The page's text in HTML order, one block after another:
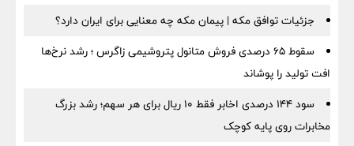
جزئیات توافق مکه | پیمان مکه چه معنایی برای ایران دارد؟
سقوط ۶۵ درصدی فروش متانول پتروشیمی زاگرس ؛ رشد نرخ‌ها
افت تولید را پوشاند
سود ۱۴۴ درصدی اخابر فقط ۱۰ ریال برای هر سهم؛ رشد بزرگ
مخابرات روی پایه کوچک